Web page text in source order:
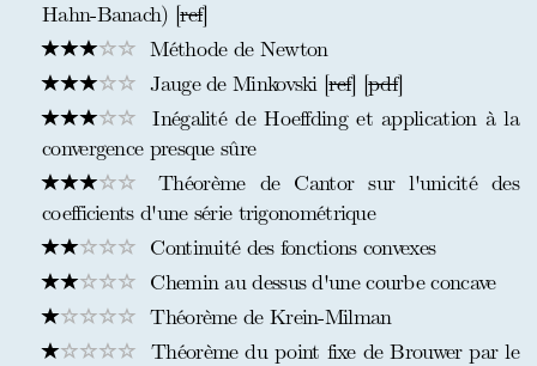
Hahn-Banach) [ref]
Méthode de Newton
Jauge de Minkovski [ref] [pdf]
Inégalité de Hoeffding et application à la
convergence presque sûre
Théorème de Cantor sur l'unicité des
coefficients d'une série trigonométrique
Continuité des fonctions convexes
Chemin au dessus d'une courbe concave
Théorème de Krein-Milman
Théorème du point fixe de Brouwer par le